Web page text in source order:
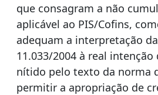
que consagram a não
aplicável ao PIS/Cofins,
adequam a interpretação
11.033/2004 à real
nítido pelo texto da norma
permitir a apropriação de